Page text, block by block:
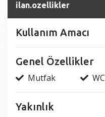
ilan.ozellikler
Kullanım Amacı
Genel Özellikler
Mutfak WC
Yakınlık